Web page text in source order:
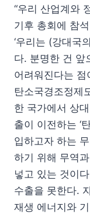
“우리 산업계와
기후 총회에 참
‘우리는 (강대국
다. 분명한 건 앞
어려워진다는
탄소국경조정제
한 국가에서 상
출이 이전하는 ‘
입하고자 하는
하기 위해 무역
넣고 있는 것이
수출을 못한다.
재생 에너지와